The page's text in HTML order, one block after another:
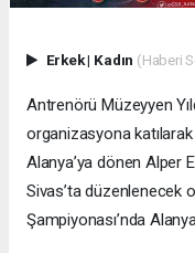
Erkek| Kadın (Haberi
Antrenörü Müzeyyen
organizasyona
Alanya’ya dönen Alper
Sivas’ta düzenlenecek
Şampiyonası’nda